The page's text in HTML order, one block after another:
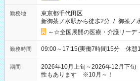
勤務地
東京都千代田区
新御茶ノ水駅から徒歩2分 / 御茶ノ
～☆全国展開の医療・介護リーデ
勤務時間 09:00～17:15(実働7時間15分 休憩
期間
2026年10月上旬～2026年12月下
性もあります ※10月～！